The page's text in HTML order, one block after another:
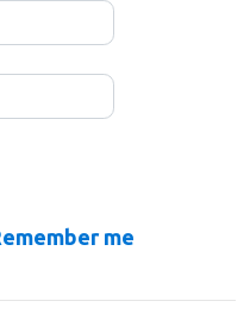
me